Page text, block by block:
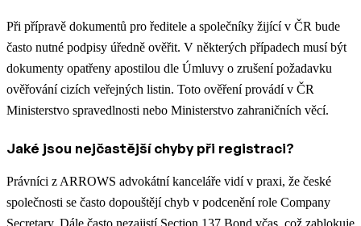
Při přípravě dokumentů pro ředitele a společníky žijící v ČR bude
často nutné podpisy úředně ověřit. V některých případech musí být
dokumenty opatřeny apostilou dle Úmluvy o zrušení požadavku
ověřování cizích veřejných listin. Toto ověření provádí v ČR
Ministerstvo spravedlnosti nebo Ministerstvo zahraničních věcí.
Jaké jsou nejčastější chyby při registraci?
Právníci z ARROWS advokátní kanceláře vidí v praxi, že české
společnosti se často dopouštějí chyb v podcenění role Company
Secretary. Dále často nezajistí Section 137 Bond včas, což zablokuje